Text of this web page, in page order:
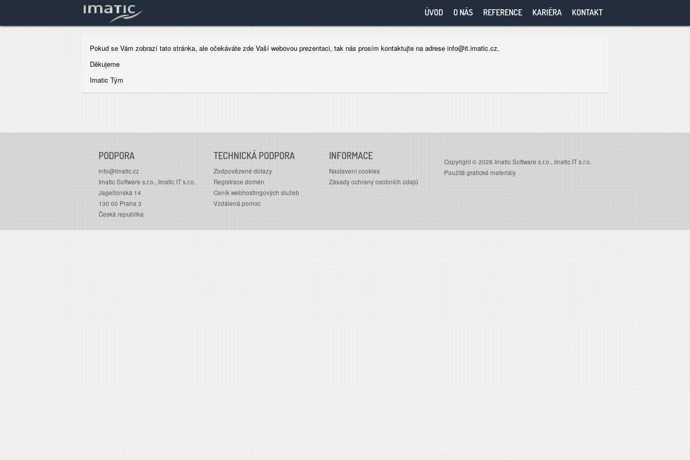
ÚVOD O NÁS REFERENCE KARIÉRA KONTAKT
Pokud se Vám zobrazí tato stránka, ale očekáváte zde Vaší webovou prezentaci, tak nás prosím kontaktujte na adrese info@it.imatic.cz.
Děkujeme
Imatic Tým
PODPORA
info@imatic.cz
Imatic Software s.r.o., Imatic IT s.r.o.
Jagellonská 14
130 00 Praha 3
Česká republika
TECHNICKÁ PODPORA
Zodpovězené dotazy
Registrace domén
Ceník webhostingových služeb
Vzdálená pomoc
INFORMACE
Nastavení cookies
Zásady ochrany osobních údajů
Copyright © 2026 Imatic Software s.r.o., Imatic IT s.r.o.
Použité grafické materiály